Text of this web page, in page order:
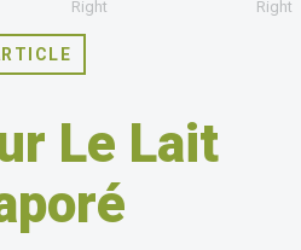
Le Lait